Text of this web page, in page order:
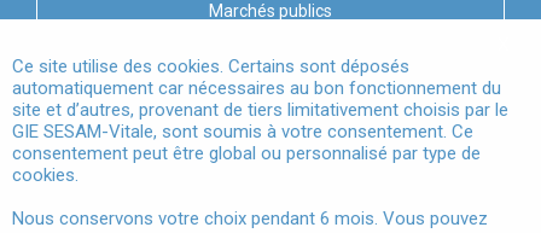
Marchés publics
Mentions légales
Conditions Générales d'Utilisation
Données à Caractère Personnel
Accessibilité
Ce site utilise des cookies. Certains sont déposés
automatiquement car nécessaires au bon fonctionnement du
site et d’autres, provenant de tiers limitativement choisis par le
GIE SESAM-Vitale, sont soumis à votre consentement. Ce
consentement peut être global ou personnalisé par type de
cookies.
Nous conservons votre choix pendant 6 mois. Vous pouvez